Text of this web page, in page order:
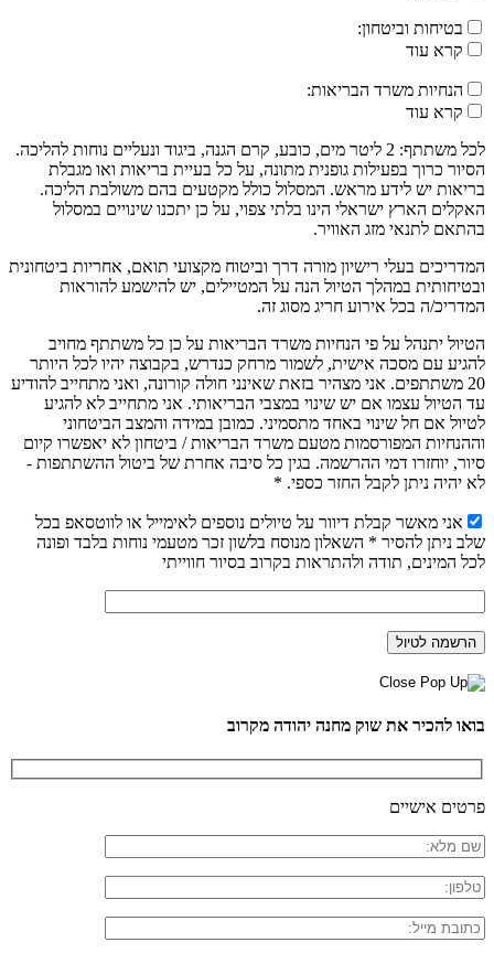
בטיחות וביטחון:
קרא עוד
הנחיות משרד הבריאות:
קרא עוד
לכל משתתף: 2 ליטר מים, כובע, קרם הגנה, ביגוד ונעליים נוחות להליכה.
הסיור כרוך בפעילות גופנית מתונה, על כל בעיית בריאות ואו מגבלת
בריאות יש לידע מראש. המסלול כולל מקטעים בהם משולבת הליכה.
האקלים הארץ ישראלי הינו בלתי צפוי, על כן יתכנו שינויים במסלול
בהתאם לתנאי מזג האוויר.
המדריכים בעלי רישיון מורה דרך וביטוח מקצועי תואם, אחריות ביטחונית
ובטיחותית במהלך הטיול הנה על המטיילים, יש להישמע להוראות
המדריכ/ה בכל אירוע חריג מסוג זה.
הטיול יתנהל על פי הנחיות משרד הבריאות על כן כל משתתף מחויב
להגיע עם מסכה אישית, לשמור מרחק כנדרש, בקבוצה יהיו לכל היותר
20 משתתפים. אני מצהיר בזאת שאינני חולה קורונה, ואני מתחייב להודיע
עד הטיול עצמו אם יש שינוי במצבי הבריאותי. אני מתחייב לא להגיע
לטיול אם חל שינוי באחד מתסמיני. כמובן במידה והמצב הביטחוני
וההנחיות המפורסמות מטעם משרד הבריאות / ביטחון לא יאפשרו קיום
סיור, יוחזרו דמי ההרשמה. בגין כל סיבה אחרת של ביטול ההשתתפות -
לא יהיה ניתן לקבל החזר כספי. *
אני מאשר קבלת דיוור על טיולים נוספים לאימייל או לווטסאפ בכל
שלב ניתן להסיר * השאלון מנוסח בלשון זכר מטעמי נוחות בלבד ופונה
לכל המינים, תודה ולהתראות בקרוב בסיור חווייתי
בואו להכיר את שוק מחנה יהודה מקרוב
פרטים אישיים